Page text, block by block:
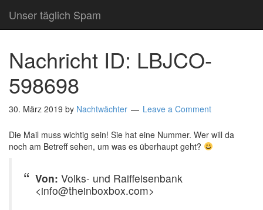
Unser täglich Spam
Nachricht ID: LBJCO-
598698
30. März 2019 by Nachtwächter Leave a Comment
Die Mail muss wichtig sein! Sie hat eine Nummer. Wer will da
noch am Betreff sehen, um was es überhaupt geht?
Von: Volks- und Raiffeisenbank
<info@theinboxbox.com>